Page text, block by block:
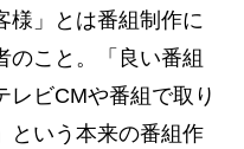
」とは番組制作に
のこと。「良い番組
レビCMや番組で取り
という本来の番組作